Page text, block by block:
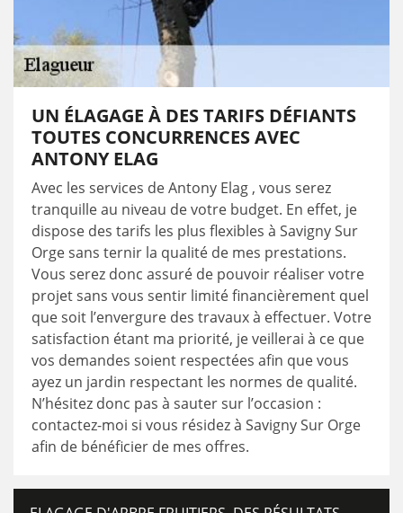
UN ÉLAGAGE À DES TARIFS DÉFIANTS
TOUTES CONCURRENCES AVEC
ANTONY ELAG
Avec les services de Antony Elag , vous serez
tranquille au niveau de votre budget. En effet, je
dispose des tarifs les plus flexibles à Savigny Sur
Orge sans ternir la qualité de mes prestations.
Vous serez donc assuré de pouvoir réaliser votre
projet sans vous sentir limité financièrement quel
que soit l’envergure des travaux à effectuer. Votre
satisfaction étant ma priorité, je veillerai à ce que
vos demandes soient respectées afin que vous
ayez un jardin respectant les normes de qualité.
N’hésitez donc pas à sauter sur l’occasion :
contactez-moi si vous résidez à Savigny Sur Orge
afin de bénéficier de mes offres.